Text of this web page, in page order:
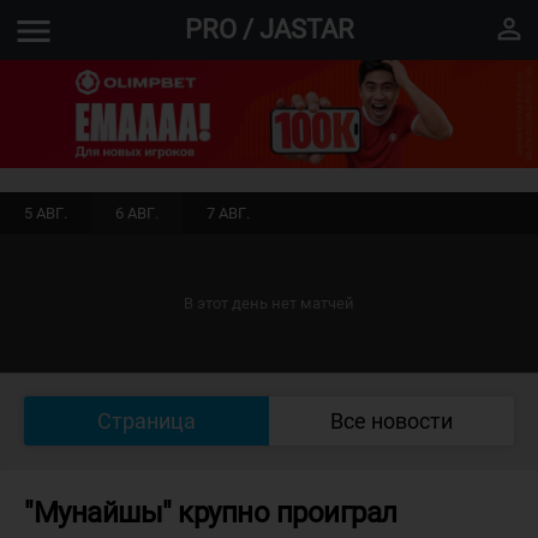
menu PRO / JASTAR perm_identity
5 АВГ. 6 АВГ. 7 АВГ.
В этот день нет матчей
Страница Все новости
"Мунайшы" крупно проиграл